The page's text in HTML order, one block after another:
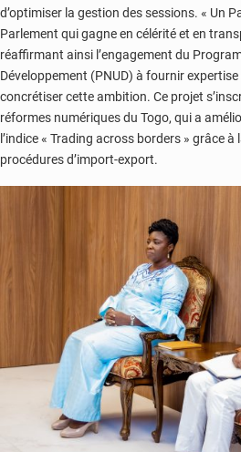
d’optimiser la gestion des sessions. « Un
Parlement qui gagne en célérité et en
réaffirmant ainsi l’engagement du
Développement (PNUD) à fournir
concrétiser cette ambition. Ce projet
réformes numériques du Togo, qui a
l’indice « Trading across borders » grâce
procédures d’import-export.